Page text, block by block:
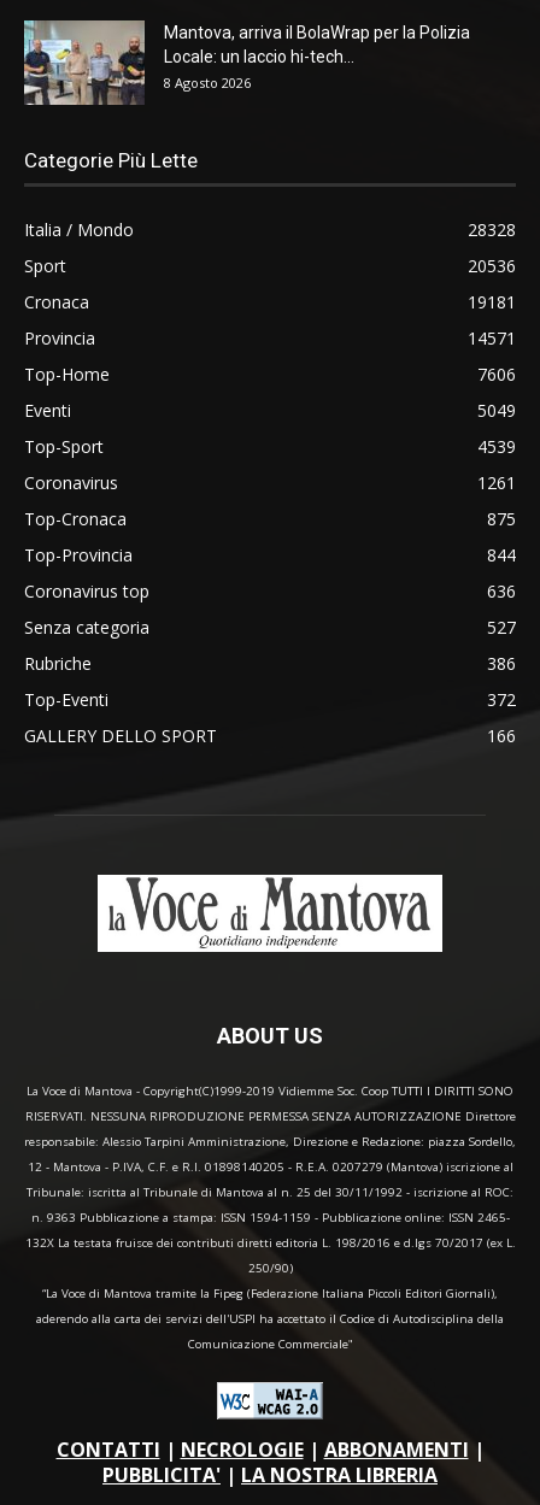
Mantova, arriva il BolaWrap per la Polizia
Locale: un laccio hi-tech...
8 Agosto 2026
Categorie Più Lette
Italia / Mondo
28328
Sport
20536
Cronaca
19181
Provincia
14571
Top-Home
7606
Eventi
5049
Top-Sport
4539
Coronavirus
1261
Top-Cronaca
875
Top-Provincia
844
Coronavirus top
636
Senza categoria
527
Rubriche
386
Top-Eventi
372
GALLERY DELLO SPORT
166
ABOUT US
La Voce di Mantova - Copyright(C)1999-2019 Vidiemme Soc. Coop TUTTI I DIRITTI SONO
RISERVATI. NESSUNA RIPRODUZIONE PERMESSA SENZA AUTORIZZAZIONE Direttore
responsabile: Alessio Tarpini Amministrazione, Direzione e Redazione: piazza Sordello,
12 - Mantova - P.IVA, C.F. e R.I. 01898140205 - R.E.A. 0207279 (Mantova) iscrizione al
Tribunale: iscritta al Tribunale di Mantova al n. 25 del 30/11/1992 - iscrizione al ROC:
n. 9363 Pubblicazione a stampa: ISSN 1594-1159 - Pubblicazione online: ISSN 2465-
132X La testata fruisce dei contributi diretti editoria L. 198/2016 e d.lgs 70/2017 (ex L.
250/90)
“La Voce di Mantova tramite la Fipeg (Federazione Italiana Piccoli Editori Giornali),
aderendo alla carta dei servizi dell'USPI ha accettato il Codice di Autodisciplina della
Comunicazione Commerciale"
CONTATTI | NECROLOGIE| ABBONAMENTI |
PUBBLICITA' | LA NOSTRA LIBRERIA